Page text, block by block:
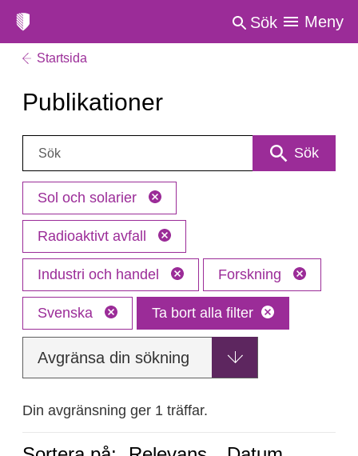
Sök Meny
Startsida
Publikationer
Sök: Sök
Sol och solarier
Radioaktivt avfall
Industri och handel Forskning
Svenska Ta bort alla filter
Avgränsa din sökning
Din avgränsning ger 1 träffar.